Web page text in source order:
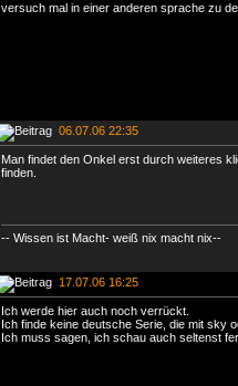
versuch mal in einer anderen sprache zu
06.07.06 22:35
Man findet den Onkel erst durch weiteres
finden.
-- Wissen ist Macht- weiß nix macht nix--
17.07.06 16:25
Ich werde hier auch noch verrückt.
Ich finde keine deutsche Serie, die mit sky
Ich muss sagen, ich schau auch seltenst